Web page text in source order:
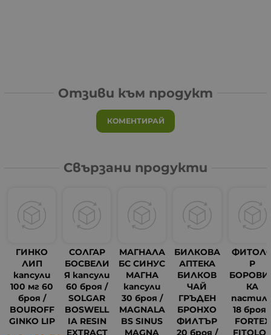
Отзиви към продукт
КОМЕНТИРАЙ
Свързани продукти
ГИНКО
ЛИП
капсули
100 мг 60
броя /
BOUROFF
GINKO LIP
СОЛГАР
БОСВЕЛИ
Я капсули
60 броя /
SOLGAR
BOSWELL
IA RESIN
EXTRACT
МАГНАЛА
БС СИНУС
МАГНА
капсули
30 броя /
MAGNALA
BS SINUS
MAGNA
БИЛКОВА
АПТЕКА
БИЛКОВ
ЧАЙ
ГРЪДЕН
БРОНХО
ФИЛТЪР
20 броя /
Р
КА
18 броя
FORTEX